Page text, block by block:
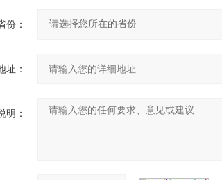
份：
址：
明：